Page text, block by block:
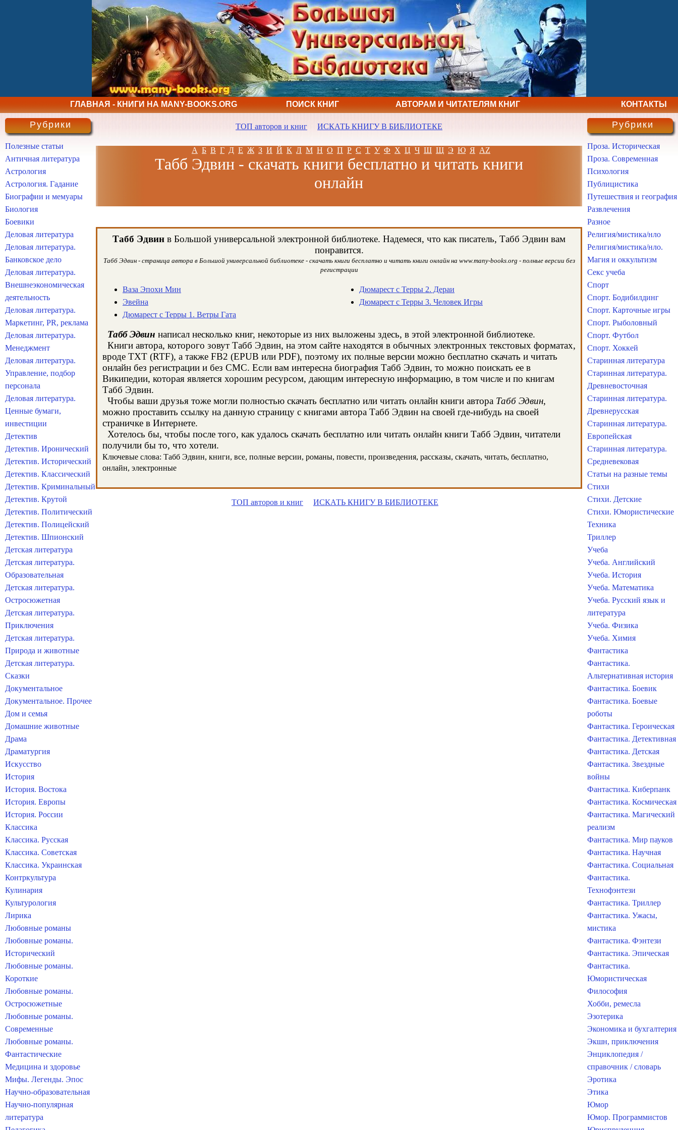
ГЛАВНАЯ - КНИГИ НА MANY-BOOKS.ORG ПОИСК КНИГ АВТОРАМ И ЧИТАТЕЛЯМ КНИГ КОНТАКТЫ
ТОП авторов и книг ИСКАТЬ КНИГУ В БИБЛИОТЕКЕ
А Б В Г Д Е Ж З И Й К Л М Н О П Р С Т У Ф Х Ц Ч Ш Щ Э Ю Я AZ
Табб Эдвин - скачать книги бесплатно и читать книги
онлайн
Табб Эдвин в Большой универсальной электронной библиотеке. Надемеся, что как писатель, Табб Эдвин вам
понравится.
Табб Эдвин - страница автора в Большой универсальной библиотеке - скачать книги бесплатно и читать книги онлайн на www.many-books.org - полные версии без
регистрации
Ваза Эпохи Мин
Эвейна
Дюмарест с Терры 1. Ветры Гата
Дюмарест с Терры 2. Дераи
Дюмарест с Терры 3. Человек Игры
Табб Эдвин написал несколько книг, некоторые из них выложены здесь, в этой электронной библиотеке.
Книги автора, которого зовут Табб Эдвин, на этом сайте находятся в обычных электронных текстовых форматах,
вроде TXT (RTF), а также FB2 (EPUB или PDF), поэтому их полные версии можно бесплатно скачать и читать
онлайн без регистрации и без СМС. Если вам интересна биография Табб Эдвин, то можно поискать ее в
Википедии, которая является хорошим ресурсом, дающим интересную информацию, в том числе и по книгам
Табб Эдвин.
Чтобы ваши друзья тоже могли полностью скачать бесплатно или читать онлайн книги автора Табб Эдвин,
можно проставить ссылку на данную страницу с книгами автора Табб Эдвин на своей где-нибудь на своей
страничке в Интернете.
Хотелось бы, чтобы после того, как удалось скачать бесплатно или читать онлайн книги Табб Эдвин, читатели
получили бы то, что хотели.
Ключевые слова: Табб Эдвин, книги, все, полные версии, романы, повести, произведения, рассказы, скачать, читать, бесплатно,
онлайн, электронные
ТОП авторов и книг ИСКАТЬ КНИГУ В БИБЛИОТЕКЕ
Рубрики
Полезные статьи
Античная литература
Астрология
Астрология. Гадание
Биографии и мемуары
Биология
Боевики
Деловая литература
Деловая литература.
Банковское дело
Деловая литература.
Внешнеэкономическая
деятельность
Деловая литература.
Маркетинг, PR, реклама
Деловая литература.
Менеджмент
Деловая литература.
Управление, подбор
персонала
Деловая литература.
Ценные бумаги,
инвестиции
Детектив
Детектив. Иронический
Детектив. Исторический
Детектив. Классический
Детектив. Криминальный
Детектив. Крутой
Детектив. Политический
Детектив. Полицейский
Детектив. Шпионский
Детская литература
Детская литература.
Образовательная
Детская литература.
Остросюжетная
Детская литература.
Приключения
Детская литература.
Природа и животные
Детская литература.
Сказки
Документальное
Документальное. Прочее
Дом и семья
Домашние животные
Драма
Драматургия
Искусство
История
История. Востока
История. Европы
История. России
Классика
Классика. Русская
Классика. Советская
Классика. Украинская
Контркультура
Кулинария
Культурология
Лирика
Любовные романы
Любовные романы.
Исторический
Любовные романы.
Короткие
Любовные романы.
Остросюжетные
Любовные романы.
Современные
Любовные романы.
Фантастические
Медицина и здоровье
Мифы. Легенды. Эпос
Научно-образовательная
Научно-популярная
литература
Рубрики
Проза. Историческая
Проза. Современная
Психология
Публицистика
Путешествия и география
Развлечения
Разное
Религия/мистика/нло
Религия/мистика/нло.
Магия и оккультизм
Секс учеба
Спорт
Спорт. Бодибилдинг
Спорт. Карточные игры
Спорт. Рыболовный
Спорт. Футбол
Спорт. Хоккей
Старинная литература
Старинная литература.
Древневосточная
Старинная литература.
Древнерусская
Старинная литература.
Европейская
Старинная литература.
Средневековая
Статьи на разные темы
Стихи
Стихи. Детские
Стихи. Юмористические
Техника
Триллер
Учеба
Учеба. Английский
Учеба. История
Учеба. Математика
Учеба. Русский язык и
литература
Учеба. Физика
Учеба. Химия
Фантастика
Фантастика.
Альтернативная история
Фантастика. Боевик
Фантастика. Боевые
роботы
Фантастика. Героическая
Фантастика. Детективная
Фантастика. Детская
Фантастика. Звездные
войны
Фантастика. Киберпанк
Фантастика. Космическая
Фантастика. Магический
реализм
Фантастика. Мир пауков
Фантастика. Научная
Фантастика. Социальная
Фантастика.
Технофэнтези
Фантастика. Триллер
Фантастика. Ужасы,
мистика
Фантастика. Фэнтези
Фантастика. Эпическая
Фантастика.
Юмористическая
Философия
Хобби, ремесла
Эзотерика
Экономика и бухгалтерия
Экшн, приключения
Энциклопедия /
справочник / словарь
Эротика
Этика
Юмор
Юмор. Программистов